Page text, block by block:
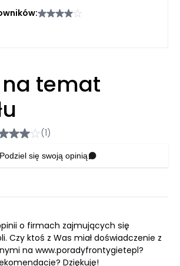
temat
(1)
Podziel się swoją opinią
o firmach zajmujących się
Czy ktoś z Was miał doświadczenie z
na www.poradyfrontygietepl?
Dziękuję!